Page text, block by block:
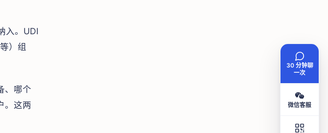
入。UDI
）组
、哪个
。这两
30 分钟聊
一次
微信客服